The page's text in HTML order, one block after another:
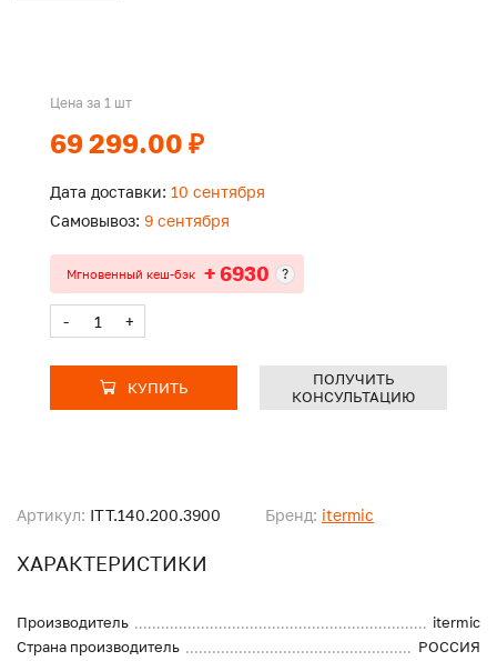
Артикул: ITT.140.200.3900 Бренд: itermic
ХАРАКТЕРИСТИКИ
Производитель
itermic
Страна производитель
РОССИЯ
Цена за 1 шт
69 299.00 ₽
Дата доставки: 10 сентября
Самовывоз: 9 сентября
Мгновенный кеш-бэк + 6930 ?
- +
КУПИТЬ
ПОЛУЧИТЬ
КОНСУЛЬТАЦИЮ